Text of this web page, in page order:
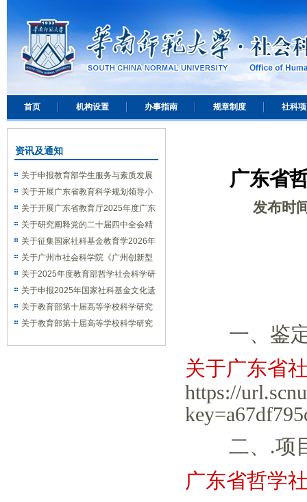
首页 机构设置 办事指南 规章制度 社科
广东省
发布时
一、鉴定
关于广东省
https://
二、.项目
广东省哲学
资讯及通知
关于申报教育部学生服务与素质发展
中心大中小学劳动教育研究项目的通知
关于开展广东省教育科学规划领导小
组办公室2025年度教育科学规划课题
(德育专项)申报工作的通知
关于开展广东省教育厅2025年度广东
省高校思想政治教育课题申报工作的通
知
关于研究阐释党的二十届四中全会精
神国家社会科学基金重大专项招标的通
知
关于征集国家社科基金教育学2026年
度重大、重点项目选题的通知
关于广州市社会科学院《广州创新型
城市发展报告(2026)》征稿的通知
关于2025年度教育部哲学社会科学研
究重大课题攻关项目和高校思想政治理
论课教师研究专项重大课题攻关项目招
标工作的通知
关于申报2025年国家社科基金文化遗
产保护传承研究专项的通知
关于教育部第十届高等学校科学研究
优秀成果奖 （人文社会科学）申报工作
关于教育部第十届高等学校科学研究